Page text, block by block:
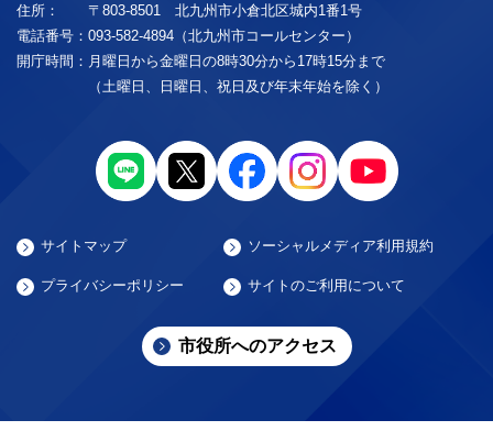
住所：
〒803-8501 北九州市小倉北区城内1番1号
電話番号： 093-582-4894（北九州市コールセンター）
開庁時間： 月曜日から金曜日の8時30分から17時15分まで
（土曜日、日曜日、祝日及び年末年始を除く）
サイトマップ ソーシャルメディア利用規約
プライバシーポリシー サイトのご利用について
市役所へのアクセス